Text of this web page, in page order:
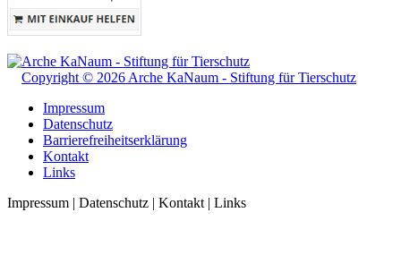
Copyright © 2026 Arche KaNaum - Stiftung für Tierschutz
Impressum
Datenschutz
Barrierefreiheitserklärung
Kontakt
Links
Impressum | Datenschutz | Kontakt | Links